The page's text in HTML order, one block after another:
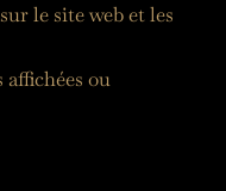
le site web et les
ou